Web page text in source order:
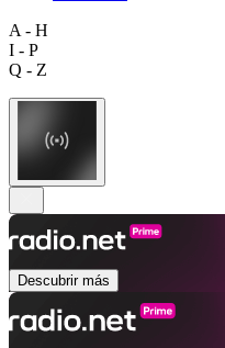
A - H
I - P
Q - Z
Descubrir más